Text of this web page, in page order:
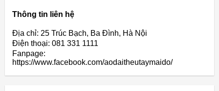
Thông tin liên hệ
Địa chỉ: 25 Trúc Bạch, Ba Đình, Hà Nội
Điện thoại: 081 331 1111
Fanpage:
https://www.facebook.com/aodaitheutaymaido/